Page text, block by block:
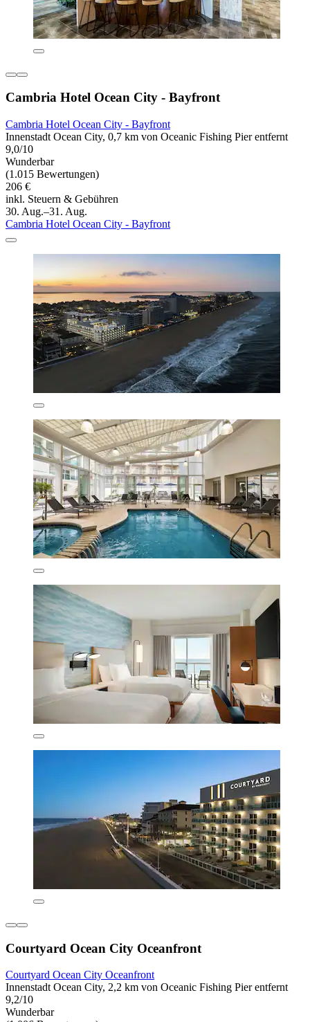
Cambria Hotel Ocean City - Bayfront
Cambria Hotel Ocean City - Bayfront
Innenstadt Ocean City, 0,7 km von Oceanic Fishing Pier entfernt
9,0/10
Wunderbar
(1.015 Bewertungen)
206 €
inkl. Steuern & Gebühren
30. Aug.–31. Aug.
Cambria Hotel Ocean City - Bayfront
Courtyard Ocean City Oceanfront
Courtyard Ocean City Oceanfront
Innenstadt Ocean City, 2,2 km von Oceanic Fishing Pier entfernt
9,2/10
Wunderbar